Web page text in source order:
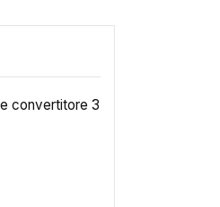
convertitore 3